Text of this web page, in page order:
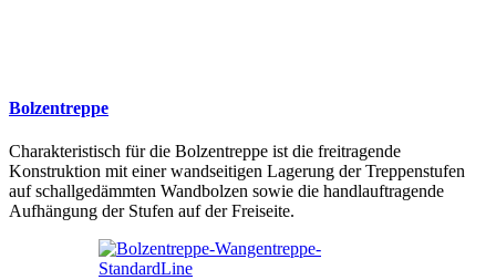
Bolzentreppe
Charakteristisch für die Bolzentreppe ist die freitragende
Konstruktion mit einer wandseitigen Lagerung der Treppenstufen
auf schallgedämmten Wandbolzen sowie die handlauftragende
Aufhängung der Stufen auf der Freiseite.